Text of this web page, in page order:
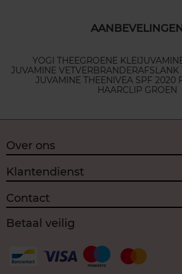
YOGI THEEGROENE KLEI
JUVAMINE VETVERBRANDERAFSLANK
JUVAMINE THEENIVEA SPF 2020
HAARCLIP GROEN
Over ons
Klantendienst
Contact
Betaal veilig